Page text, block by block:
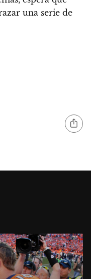
una serie de